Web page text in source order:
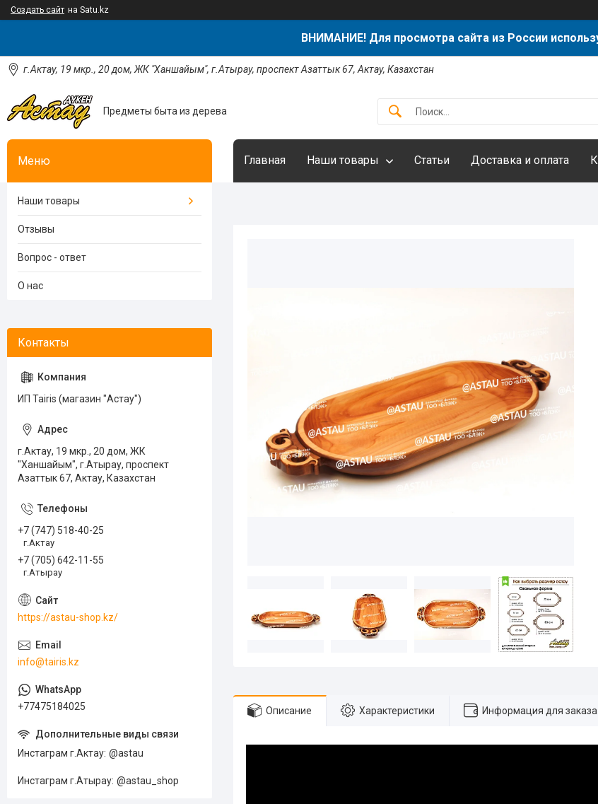
Создать сайт на Satu.kz
ВНИМАНИЕ! Для просмотра сайта из России
г.Актау, 19 мкр., 20 дом, ЖК "Ханшайым", г.Атырау, проспект Азаттык 67, Актау, Казахстан
Предметы быта из дерева
Главная Наши товары Статьи Доставка и оплата
Описание Характеристики Информация для заказа
Наши товары
Отзывы
Вопрос - ответ
О нас
ИП Tairis (магазин "Астау")
г.Актау, 19 мкр., 20 дом, ЖК
"Ханшайым", г.Атырау, проспект
Азаттык 67, Актау, Казахстан
+7 (747) 518-40-25
г.Актау
+7 (705) 642-11-55
г.Атырау
https://astau-shop.kz/
info@tairis.kz
+77475184025
Инстаграм г.Актау @astau
Инстаграм г.Атырау @astau_shop